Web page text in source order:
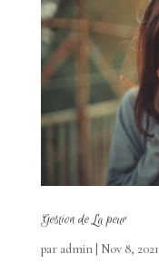
Gestion de La peur
par admin| Nov 8, 2021